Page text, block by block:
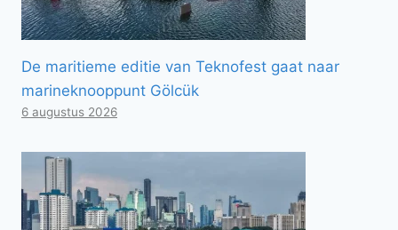
De maritieme editie van Teknofest gaat naar
marineknooppunt Gölcük
6 augustus 2026